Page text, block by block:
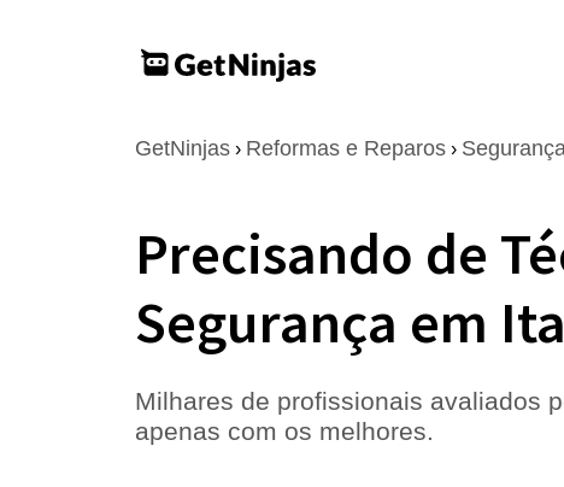
GetNinjas › Reformas e Reparos ›
Precisando de
Segurança em
Milhares de profissionais avaliados
apenas com os melhores.